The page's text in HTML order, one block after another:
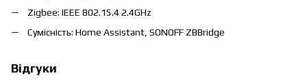
Zigbee: IEEE 802.15.4 2.4GHz
Сумісність: Home Assistant, SONOFF ZBBridge
Відгуки